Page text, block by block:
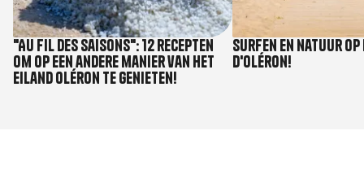
"Au fil des saisons": 12 recepten
om op een andere manier van het
eiland Oléron te genieten!
Surfen en natuur
d'Oléron!